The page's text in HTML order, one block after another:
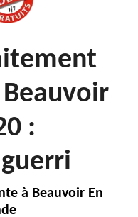
:
à Beauvoir En